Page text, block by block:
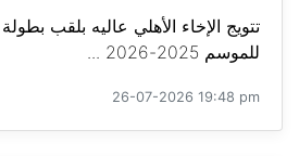
تتويج الإخاء الأهلي عاليه بلقب
للموسم 2025-2026 ...
26-07-2026 19:48 pm